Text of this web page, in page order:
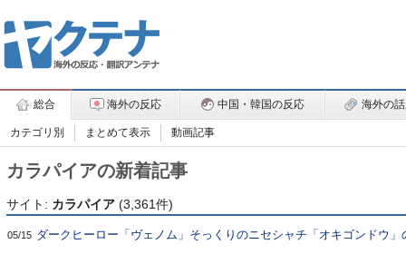
総合 海外の反応 中国・韓国の反応 海外の
カテゴリ別 まとめて表示 動画記事
カラパイアの新着記事
サイト: カラパイア (3,361件)
05/15 ダークヒーロー「ヴェノム」そっくりのニセシャチ「オキゴンドウ」